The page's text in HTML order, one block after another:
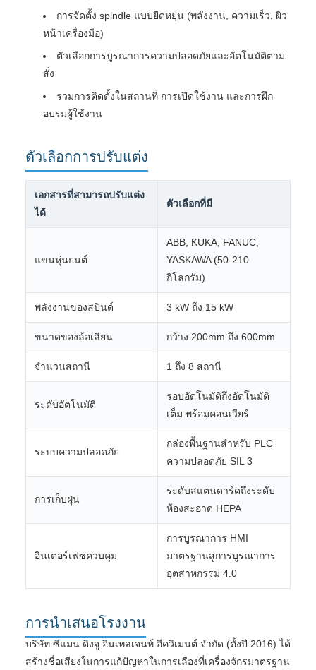
การจัดตั้ง spindle แบบยืดหยุ่น (พลังงาน, ความเร็ว, ผิว
หน้าเครื่องมือ)
ตัวเลือกการบูรณาการความปลอดภัยและอัตโนมัติตาม
สั่ง
รวมการติดตั้งในสถานที่ การเปิดใช้งาน และการฝึก
อบรมผู้ใช้งาน
ตัวเลือกการปรับแต่ง
เอกสารที่สามารถปรับแต่ง
ได้
ตัวเลือกที่มี
แขนหุ่นยนต์
ABB, KUKA, FANUC,
YASKAWA (50-210
กิโลกรัม)
พลังงานของสปินด์ 3 kW ถึง 15 kW
ขนาดของล้อเลียน กว้าง 200mm ถึง 600mm
จํานวนสถานี 1 ถึง 8 สถานี
ระดับอัตโนมัติ
รอบอัตโนมัติถึงอัตโนมัติ
เต็ม พร้อมคอนเวียร์
ระบบความปลอดภัย
กล่องพื้นฐานสําหรับ PLC
ความปลอดภัย SIL 3
การเก็บฝุ่น
ระดับสแตนดาร์ดถึงระดับ
ห้องสะอาด HEPA
อินเตอร์เฟซควบคุม
การบูรณาการ HMI
มาตรฐานสู่การบูรณาการ
อุตสาหกรรม 4.0
การนําเสนอโรงงาน
บริษัท ซีแมน ดิงจู อินเทลเจนท์ อีควิเมนต์ จํากัด (ตั้งปี 2016) ได้
สร้างชื่อเสียงในการแก้ปัญหาในการเลืองที่เครื่องจักรมาตรฐาน